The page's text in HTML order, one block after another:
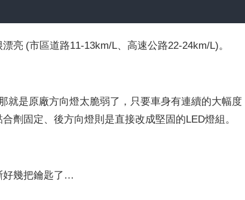
亮 (市區道路11-13km/L、高速公路22-24km/L)。
就是原廠方向燈太脆弱了，只要車身有連續的大幅度
劑固定、後方向燈則是直接改成堅固的LED燈組。
好幾把鑰匙了…